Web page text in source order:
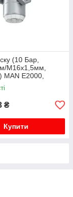
(10 Бар,
M16x1,5мм,
MAN E2000,
L2000, M 2000 L,
TGL I, TGM I,
₴
Купити